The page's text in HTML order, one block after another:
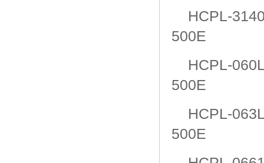
HCPL-
500E
HCPL-
500E
HCPL-
500E